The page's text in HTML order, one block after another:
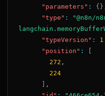
"parameters" : { }
"type" :
"@n8n/
"typeVersion" :
"position" :
272 ,
224
,